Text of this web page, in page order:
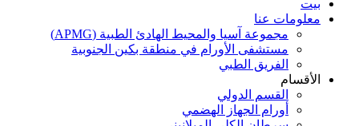
بيت
معلومات عنا
مجموعة آسيا والمحيط الهادئ الطبية (APMG)
مستشفى الأورام في منطقة بكين الجنوبية
الفريق الطبي
الأقسام
القسم الدولي
أورام الجهاز الهضمي